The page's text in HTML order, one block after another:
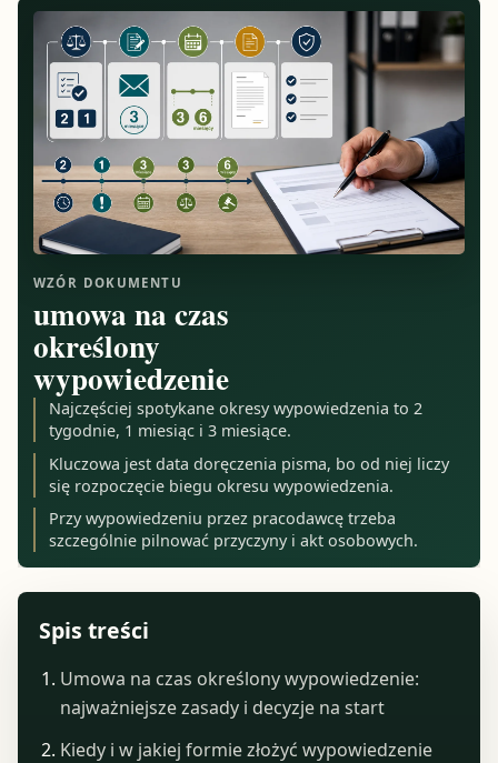
WZÓR DOKUMENTU
umowa na czas
określony
wypowiedzenie
Najczęściej spotykane okresy wypowiedzenia to 2
tygodnie, 1 miesiąc i 3 miesiące.
Kluczowa jest data doręczenia pisma, bo od niej liczy
się rozpoczęcie biegu okresu wypowiedzenia.
Przy wypowiedzeniu przez pracodawcę trzeba
szczególnie pilnować przyczyny i akt osobowych.
Spis treści
Umowa na czas określony wypowiedzenie:
najważniejsze zasady i decyzje na start
Kiedy i w jakiej formie złożyć wypowiedzenie